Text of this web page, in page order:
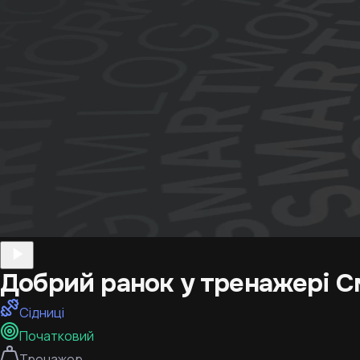
Добрий ранок у тренажері
Сідниці
Початковий